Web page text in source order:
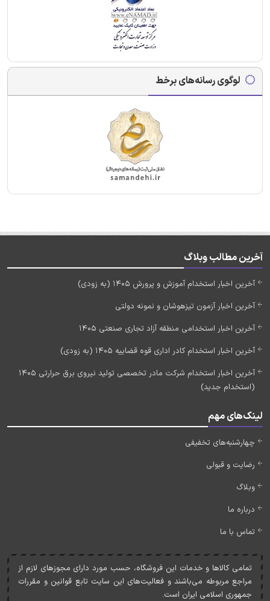
لوگوی رسانه‌های برخط
آخرین مطالب وبلاگ
آخرین اخبار استخدام آموزش و پرورش 1405 (به زودی)
آخرین اخبار آزمون تیزهوشان و نمونه دولتی
آخرین اخبار استخدامی منطقه آزاد تجاری صنعتی 1405
آخرین اخبار استخدام کادر اداری قوه قضاییه 1405 (به زودی)
آخرین اخبار استخدام شرکت مادر تخصصی تولید نیروی برق حرارتی 1405
(استخدام جدید)
لینک‌های مهم
چهارشنبه‌های تخفیفی
رضایت و قبولی
وبلاگ
درباره ما
تماس با ما
تمامی کالاها و خدمات اين فروشگاه، حسب مورد دارای مجوزهای لازم از
مراجع مربوطه می‌باشند و فعاليت‌های اين سايت تابع قوانين و مقررات
جمهوری اسلامی ايران است.